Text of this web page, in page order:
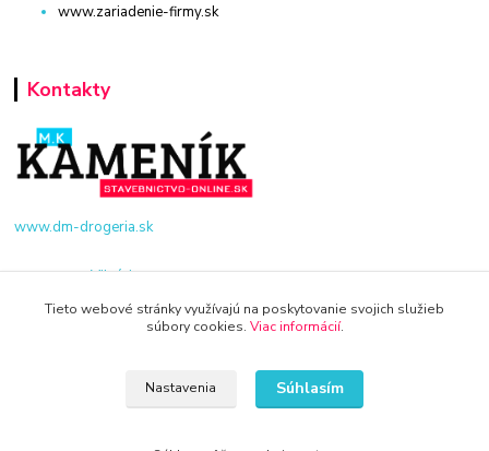
www.zariadenie-firmy.sk
Kontakty
www.dm-drogeria.sk
Viktória
+421 940 949 000
Tieto webové stránky využívajú na poskytovanie svojich služieb
súbory cookies. Viac informácií.
Nastavenia Súhlasím